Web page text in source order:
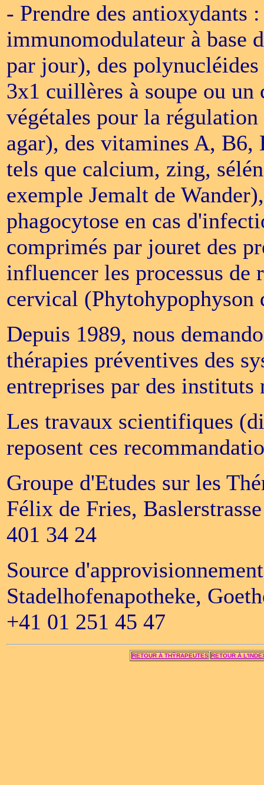
- Prendre des antioxydants
immunomodulateur à base
par jour), des
3x1 cuillères à soupe ou
végétales pour la
agar), des vitamines A, B6,
tels que calcium, zing,
exemple Jemalt de
phagocytose en cas
comprimés par jouret des
influencer les processus
cervical
Depuis 1989, nous
thérapies préventives des
entreprises par des instituts
Les travaux scientifiques
reposent ces
Groupe d'Etudes sur les
Félix de Fries,
401 34 24
Source
Stadelhofenapotheke,
+41 01 251 45 47
RETOUR Á THŸRAPEUTES RETOUR Á